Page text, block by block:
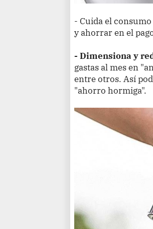
- Cuida el
y ahorrar en el
- Dimensiona y
gastas al mes en
entre otros. Así
"ahorro hormiga".